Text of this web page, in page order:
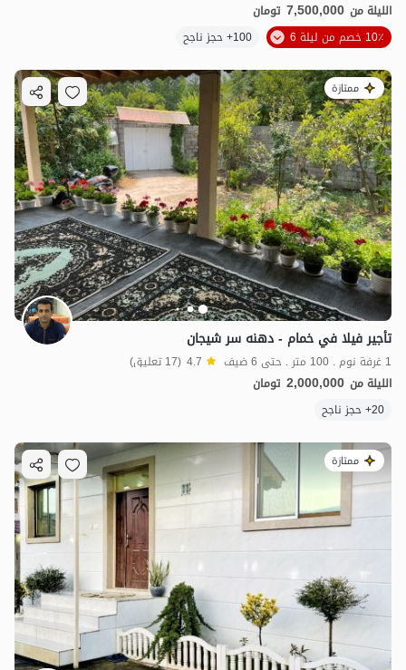
الليلة من 7,500,000 تومان
10٪ خصم من ليلة 6
100+ حجز ناجح
ممتازة
تأجير فيلا في خمام - دهنه سر شيجان
1 غرفة نوم . 100 متر . حتى 6 ضيف 4.7 (17 تعليق)
الليلة من 2,000,000 تومان
20+ حجز ناجح
ممتازة